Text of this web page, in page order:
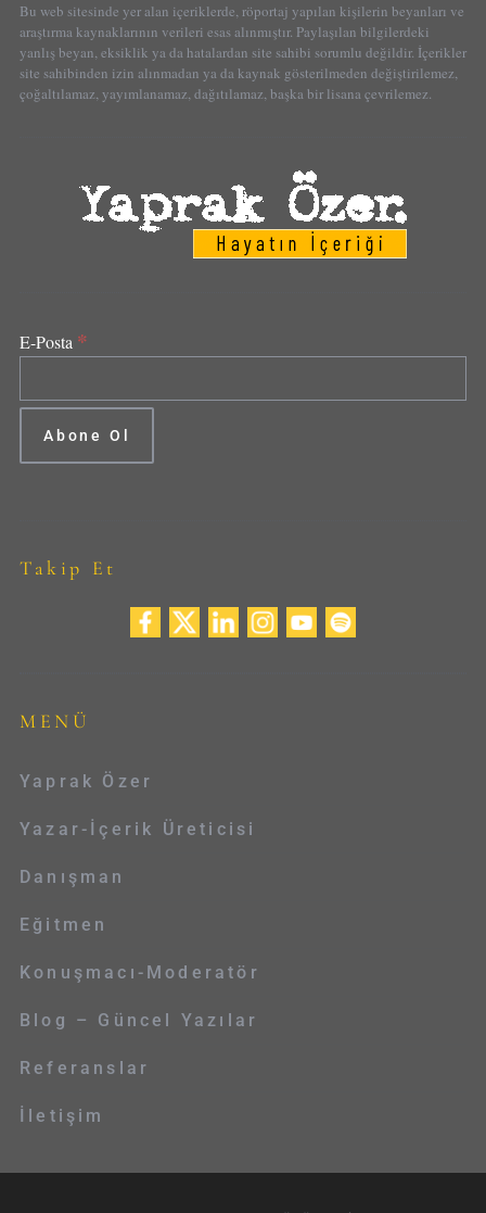
Bu web sitesinde yer alan içeriklerde, röportaj yapılan kişilerin beyanları ve
araştırma kaynaklarının verileri esas alınmıştır. Paylaşılan bilgilerdeki
yanlış beyan, eksiklik ya da hatalardan site sahibi sorumlu değildir. İçerikler
site sahibinden izin alınmadan ya da kaynak gösterilmeden değiştirilemez,
çoğaltılamaz, yayımlanamaz, dağıtılamaz, başka bir lisana çevrilemez.
E-Posta *
Takip Et
MENÜ
Yaprak Özer
Yazar-İçerik Üreticisi
Danışman
Eğitmen
Konuşmacı-Moderatör
Blog – Güncel Yazılar
Referanslar
İletişim